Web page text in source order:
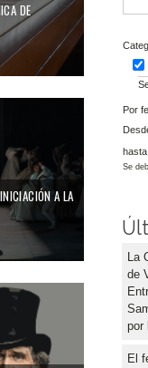
DE
A LA
Por
hasta
Se
La
de
por
El